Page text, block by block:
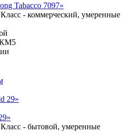
Tabacco 7097»
- коммерческий, умеренные
- бытовой, умеренные